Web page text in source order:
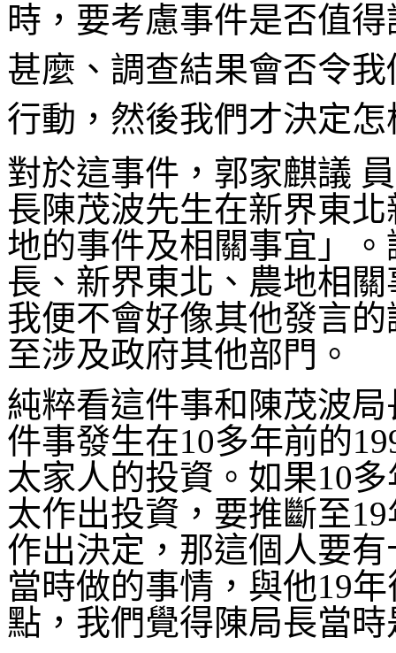
時，要考慮事件是否值
甚麼、調查結果會否令
行動，然後我們才決定怎
對於這事件，郭家麒議
長陳茂波先生在新界東
地的事件及相關事宜」
長、新界東北、農地相
我便不會好像其他發言
至涉及政府其他部門。
純粹看這件事和陳茂波
件事發生在10多年前的
太家人的投資。如果10
太作出投資，要推斷至
作出決定，那這個人要
當時做的事情，與他19
點，我們覺得陳局長當